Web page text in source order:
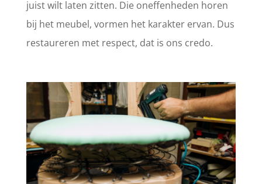
juist wilt laten zitten. Die oneffenheden horen
bij het meubel, vormen het karakter ervan. Dus
restaureren met respect, dat is ons credo.